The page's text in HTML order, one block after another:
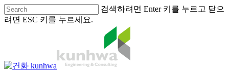
검색하려면 Enter 키를 누르고 닫으
려면 ESC 키를 누르세요.